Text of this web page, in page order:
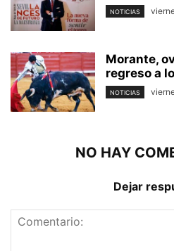
NOTICIAS
Morante,
regreso a
NOTICIAS
NO HAY
Dejar